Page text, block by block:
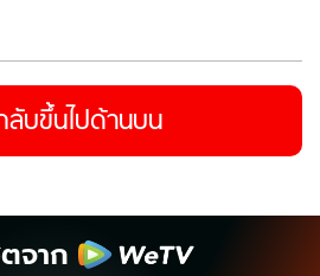
ลับขึ้นไปด้านบน
จาก